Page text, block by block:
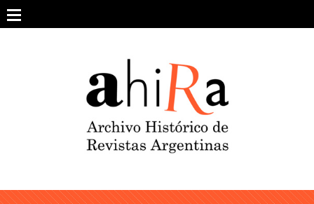
content
ARCHIVO DE REVISTAS
ESTUDIOS CRÍTICOS